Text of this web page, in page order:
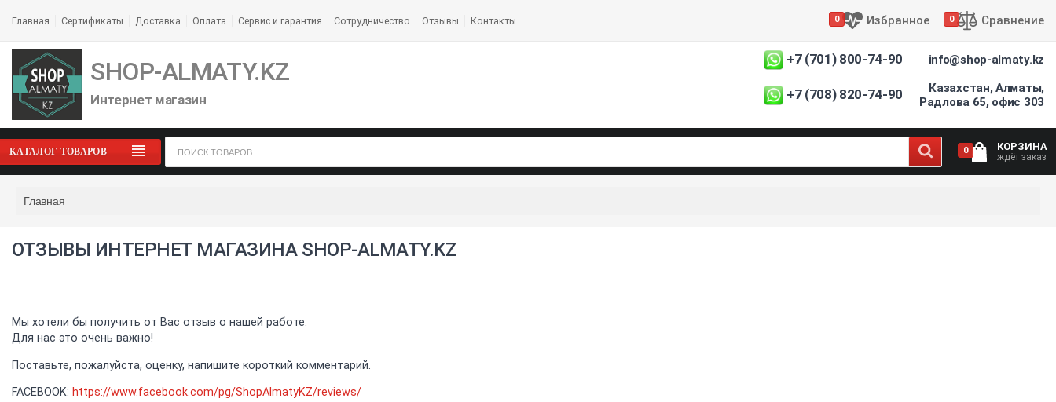
Главная Сертификаты Доставка Оплата Сервис и гарантия Сотрудничество Отзывы Контакты 0 Избранное 0 Сравнение
SHOP-ALMATY.KZ
Интернет магазин
+7 (701) 800-74-90
+7 (708) 820-74-90
info@shop-almaty.kz
Казахстан, Алматы,
Радлова 65, офис 303
КАТАЛОГ ТОВАРОВ 0 КОРЗИНА
ждёт заказ
Главная
ОТЗЫВЫ ИНТЕРНЕТ МАГАЗИНА SHOP-ALMATY.KZ
Мы хотели бы получить от Вас отзыв о нашей работе.
Для нас это очень важно!
Поставьте, пожалуйста, оценку, напишите короткий комментарий.
FACEBOOK: https://www.facebook.com/pg/ShopAlmatyKZ/reviews/